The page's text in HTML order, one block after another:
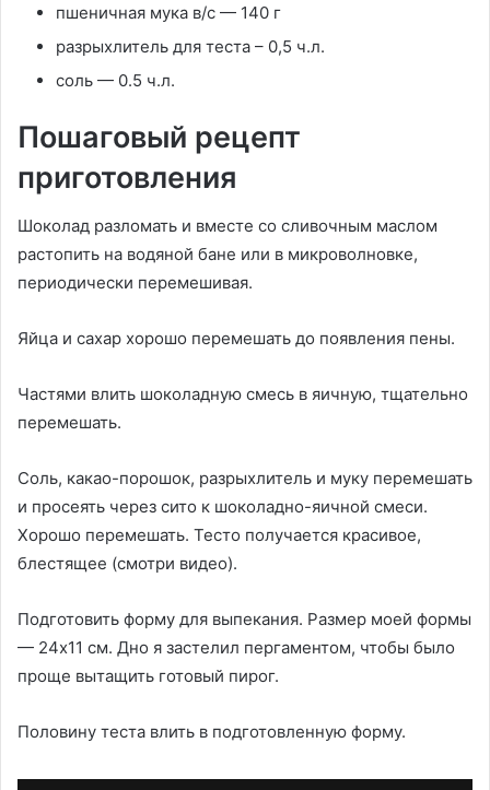
пшеничная мука в/с — 140 г
разрыхлитель для теста – 0,5 ч.л.
соль — 0.5 ч.л.
Пошаговый рецепт
приготовления
Шоколад разломать и вместе со сливочным маслом
растопить на водяной бане или в микроволновке,
периодически перемешивая.
Яйца и сахар хорошо перемешать до появления пены.
Частями влить шоколадную смесь в яичную, тщательно
перемешать.
Соль, какао-порошок, разрыхлитель и муку перемешать
и просеять через сито к шоколадно-яичной смеси.
Хорошо перемешать. Тесто получается красивое,
блестящее (смотри видео).
Подготовить форму для выпекания. Размер моей формы
— 24х11 см. Дно я застелил пергаментом, чтобы было
проще вытащить готовый пирог.
Половину теста влить в подготовленную форму.